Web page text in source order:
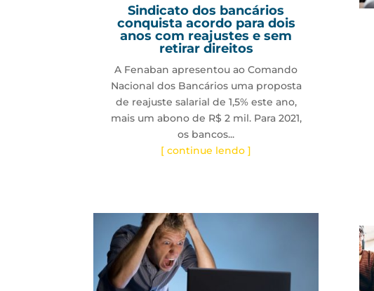
Sindicato dos bancários
conquista acordo para dois
anos com reajustes e sem
retirar direitos
A Fenaban apresentou ao Comando
Nacional dos Bancários uma proposta
de reajuste salarial de 1,5% este ano,
mais um abono de R$ 2 mil. Para 2021,
os bancos...
[ continue lendo ]